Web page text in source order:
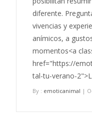
diferente.
vivencias y
anímicos, a
momentos<a
href="https://
tal-tu-verano-
By : emoticanimal |